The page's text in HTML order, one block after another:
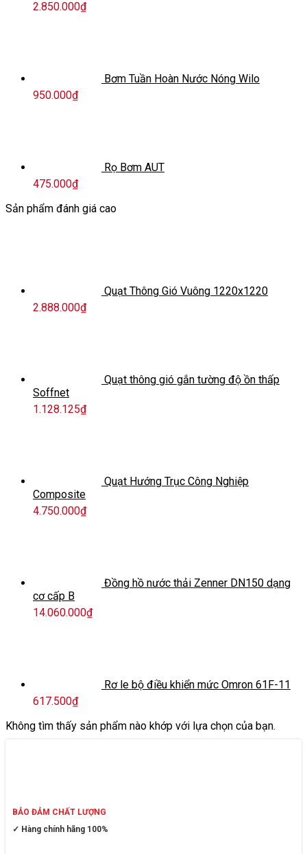
2.850.000₫
Bơm Tuần Hoàn Nước Nóng Wilo
950.000₫
Rọ Bơm AUT
475.000₫
Sản phẩm đánh giá cao
Quạt Thông Gió Vuông 1220x1220
2.888.000₫
Quạt thông gió gắn tường độ ồn thấp
Soffnet
1.128.125₫
Quạt Hướng Trục Công Nghiệp
Composite
4.750.000₫
Đồng hồ nước thải Zenner DN150 dạng
cơ cấp B
14.060.000₫
Rơ le bộ điều khiển mức Omron 61F-11
617.500₫
Không tìm thấy sản phẩm nào khớp với lựa chọn của bạn.
BẢO ĐẢM CHẤT LƯỢNG
✓ Hàng chính hãng 100%